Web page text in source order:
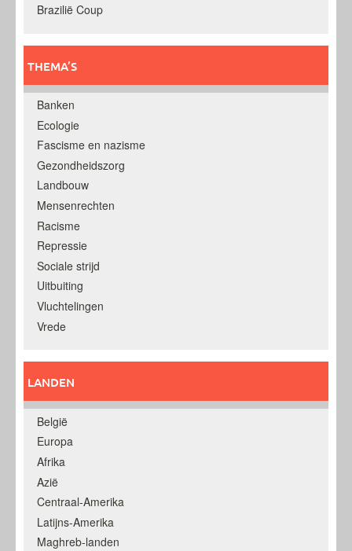
Brazilië Coup
THEMA’S
Banken
Ecologie
Fascisme en nazisme
Gezondheidszorg
Landbouw
Mensenrechten
Racisme
Repressie
Sociale strijd
Uitbuiting
Vluchtelingen
Vrede
LANDEN
België
Europa
Afrika
Azië
Centraal-Amerika
Latijns-Amerika
Maghreb-landen